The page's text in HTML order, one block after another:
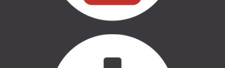
AUTO APRĪKOJUMS